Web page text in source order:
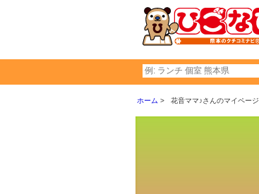
ホーム 花音ママ♪さんのマイページ